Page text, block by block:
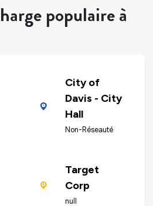
populaire à
City of
Davis - City
Hall
Non-Réseauté
Target
Corp
null